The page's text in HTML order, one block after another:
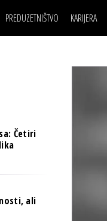
AI
& SPORT
PREDUZETNIŠTVO KARIJERA
SCENA
I KOMUNIKACIJE
I AI
REGIONA
POSAO
MOJ
Četiri
ali